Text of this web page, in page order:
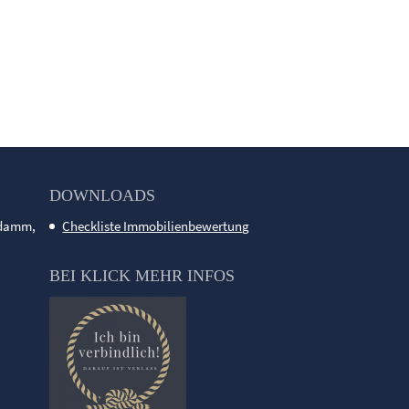
DOWNLOADS
Checkliste Immobilienbewertung
BEI KLICK MEHR INFOS